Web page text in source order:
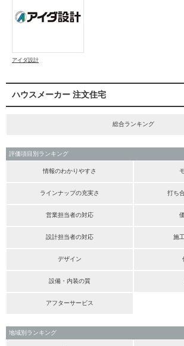
アイダ設計
ハウスメーカー 注文住宅
総合ランキング
評価項目別ランキング
情報のわかりやすさ
ラインナップの充実さ 打ち
営業担当者の対応
設計担当者の対応 施
デザイン
設備・内装の質
アフターサービス
地域別ランキング